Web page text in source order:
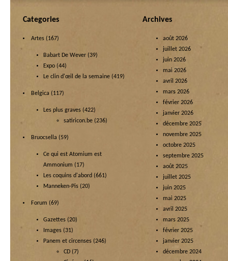
Categories
Artes (167)
Babart De Wever (39)
Expo (44)
Le clin d'œil de la semaine (419)
Belgica (117)
Les plus graves (422)
satiricon.be (236)
Bruocsella (59)
Ce qui est Atomium est
Ammonium (17)
Les coquins d'abord (661)
Manneken-Pis (20)
Forum (69)
Gazettes (20)
Images (31)
Panem et circenses (246)
CD (7)
Archives
août 2026
juillet 2026
juin 2026
mai 2026
avril 2026
mars 2026
février 2026
janvier 2026
décembre 2025
novembre 2025
octobre 2025
septembre 2025
août 2025
juillet 2025
juin 2025
mai 2025
avril 2025
mars 2025
février 2025
janvier 2025
décembre 2024